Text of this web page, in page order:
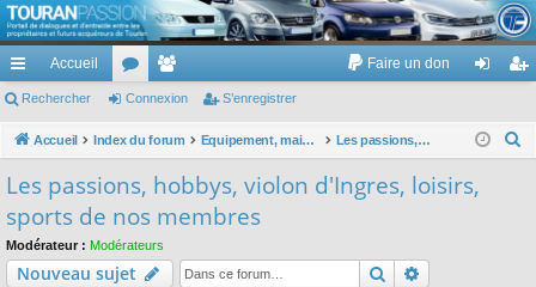
TouranPassion
Le forum des propriétaires ou futurs acquéreurs du Volkswagen Touran
cc
ès
de
Accueil
or
u
e
m
Faire un don
ne nr
Rechercher Connexion S’enregistrer
Accueil Index du forum Equipement, maison, famille, passion, hobby, détente, ... Les passions, hobbys, violon d'Ingres, loisirs, sports de nos membres
Les passions, hobbys, violon d'Ingres, loisirs,
sports de nos membres
Modérateur : Modérateurs
Nouveau sujet Rechercher